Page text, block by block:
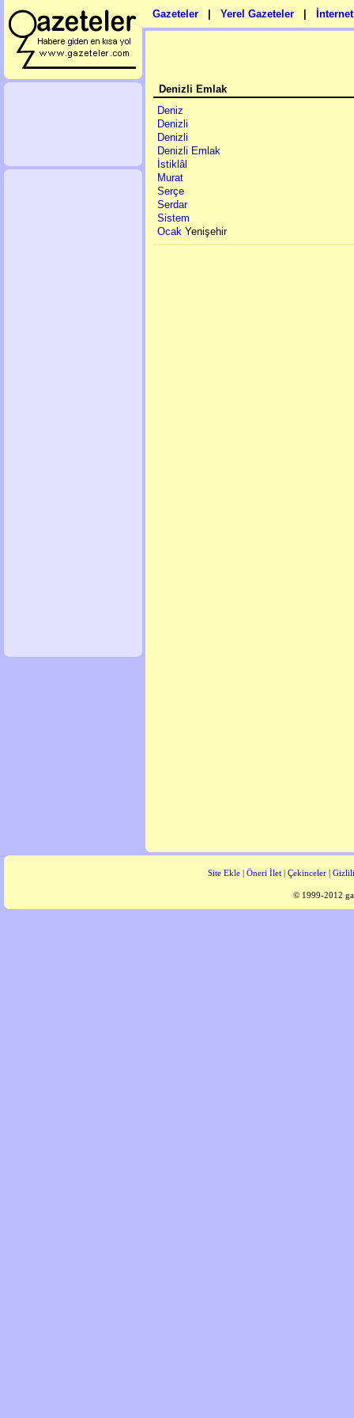
Gazeteler Yerel Gazeteler
Denizli Emlak
Deniz
Denizli
Denizli
Denizli Emlak
İstiklâl
Murat
Serçe
Serdar
Sistem
Ocak Yenişehir
Site Ekle| Öneri İlet| Çekinceler|
© 1999-2012